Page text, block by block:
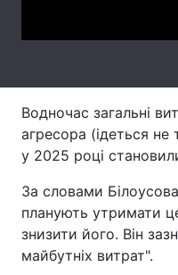
Тема оформлення
Водночас загальні
агресора (ідеться не
у 2025 році
За словами
планують утримати
знизити його. Він
майбутніх витрат".